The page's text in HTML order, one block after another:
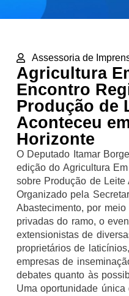
Assessoria de
Agricultura
Encontro
Produção de
Aconteceu
Horizonte
O Deputado Itamar
edição do Agricultura
sobre Produção de
Organizado pela
Abastecimento, por
privadas do ramo, o
extensionistas de
proprietários de
empresas de
debates quanto às
Uma oportunidade